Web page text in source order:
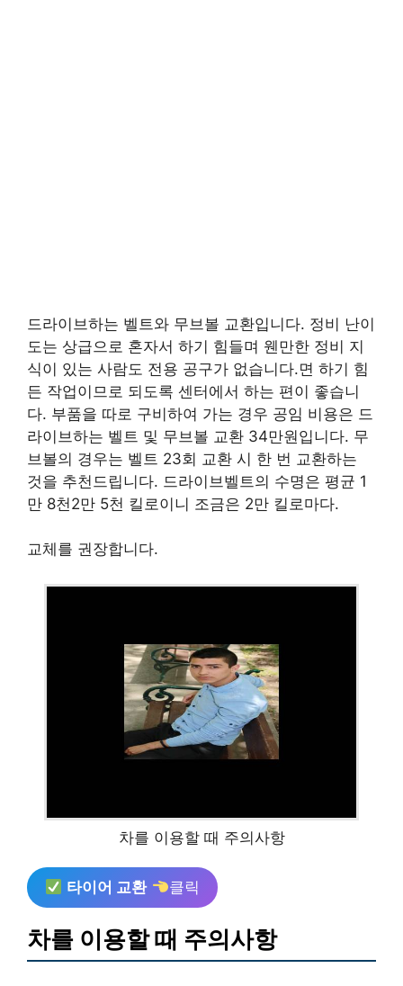
드라이브하는 벨트와 무브볼 교환입니다. 정비 난이
도는 상급으로 혼자서 하기 힘들며 웬만한 정비 지
식이 있는 사람도 전용 공구가 없습니다.면 하기 힘
든 작업이므로 되도록 센터에서 하는 편이 좋습니
다. 부품을 따로 구비하여 가는 경우 공임 비용은 드
라이브하는 벨트 및 무브볼 교환 34만원입니다. 무
브볼의 경우는 벨트 23회 교환 시 한 번 교환하는
것을 추천드립니다. 드라이브벨트의 수명은 평균 1
만 8천2만 5천 킬로이니 조금은 2만 킬로마다.
교체를 권장합니다.
차를 이용할 때 주의사항
타이어 교환 클릭
차를 이용할 때 주의사항